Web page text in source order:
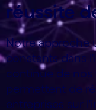
réussite
Notre approche
constants dans
continue de
permettent de
entreprises sur